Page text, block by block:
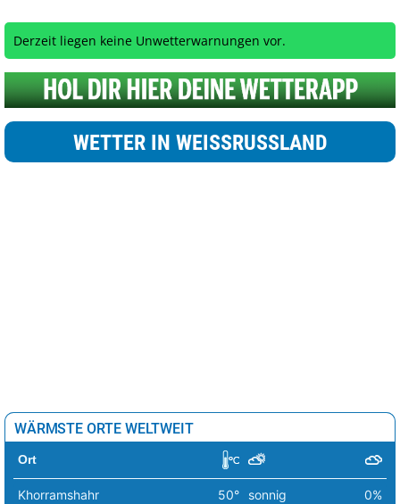
Derzeit liegen keine Unwetterwarnungen vor.
WETTER IN WEISSRUSSLAND
WÄRMSTE ORTE WELTWEIT
Ort
Khorramshahr 50° sonnig 0%